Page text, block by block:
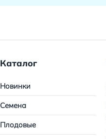
Каталог
Новинки
Семена
Плодовые